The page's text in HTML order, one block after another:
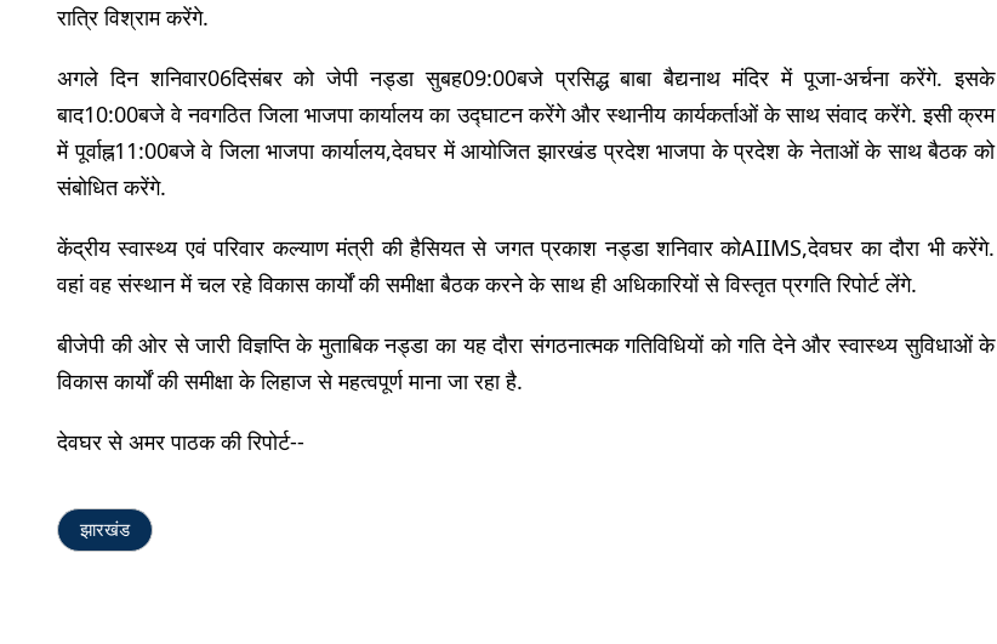
रात्रि विश्राम करेंगे.
अगले दिन शनिवार06दिसंबर को जेपी नड्डा सुबह09:00बजे प्रसिद्ध बाबा बैद्यनाथ मंदिर में पूजा-अर्चना करेंगे. इसके
बाद10:00बजे वे नवगठित जिला भाजपा कार्यालय का उद्घाटन करेंगे और स्थानीय कार्यकर्ताओं के साथ संवाद करेंगे. इसी क्रम
में पूर्वाह्न11:00बजे वे जिला भाजपा कार्यालय,देवघर में आयोजित झारखंड प्रदेश भाजपा के प्रदेश के नेताओं के साथ बैठक को
संबोधित करेंगे.
केंद्रीय स्वास्थ्य एवं परिवार कल्याण मंत्री की हैसियत से जगत प्रकाश नड्डा शनिवार कोAIIMS,देवघर का दौरा भी करेंगे.
वहां वह संस्थान में चल रहे विकास कार्यों की समीक्षा बैठक करने के साथ ही अधिकारियों से विस्तृत प्रगति रिपोर्ट लेंगे.
बीजेपी की ओर से जारी विज्ञप्ति के मुताबिक नड्डा का यह दौरा संगठनात्मक गतिविधियों को गति देने और स्वास्थ्य सुविधाओं के
विकास कार्यों की समीक्षा के लिहाज से महत्वपूर्ण माना जा रहा है.
देवघर से अमर पाठक की रिपोर्ट--
झारखंड